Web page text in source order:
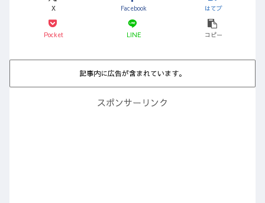
X Facebook はてブ
Pocket LINE コピー
記事内に広告が含まれています。
スポンサーリンク